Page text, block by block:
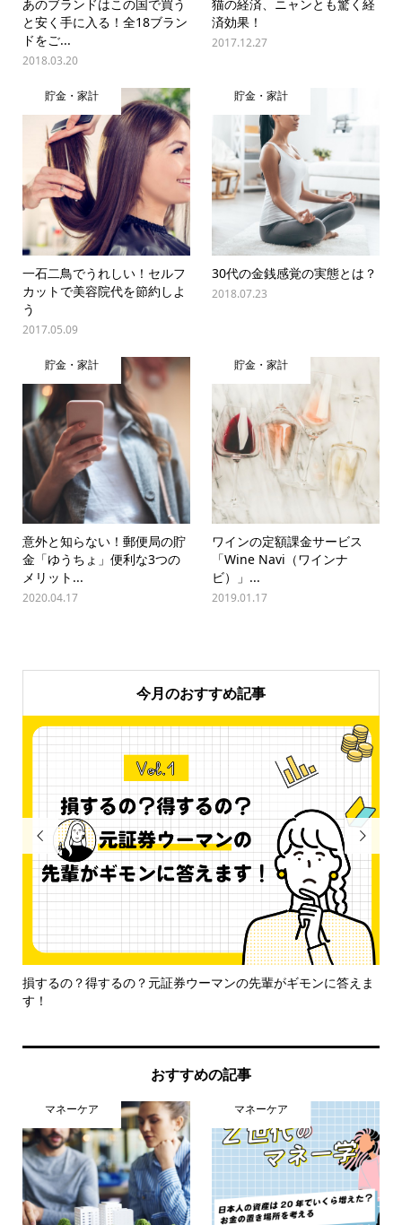
あのブランドはこの国で買う
と安く手に入る！全18ブラン
ドをご...
2018.03.20
猫の経済、ニャンとも驚く経
済効果！
2017.12.27
貯金・家計
一石二鳥でうれしい！セルフ
カットで美容院代を節約しよ
う
2017.05.09
貯金・家計
30代の金銭感覚の実態とは？
2018.07.23
貯金・家計
意外と知らない！郵便局の貯
金「ゆうちょ」便利な3つの
メリット...
2020.04.17
貯金・家計
ワインの定額課金サービス
「Wine Navi（ワインナ
ビ）」...
2019.01.17
今月のおすすめ記事

損するの？得するの？元証券ウーマンの先輩がギモンに答えま
す！

おすすめの記事
マネーケア マネーケア